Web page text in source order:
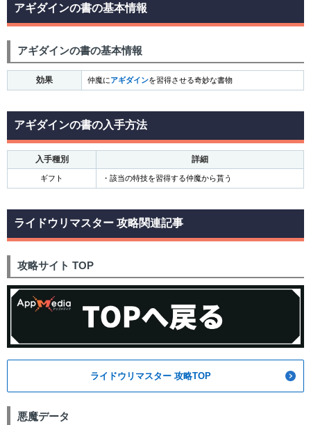
アギダインの書の基本情報
アギダインの書の基本情報
効果 仲魔にアギダインを習得させる奇妙な書物
アギダインの書の入手方法
入手種別 詳細
ギフト ・該当の特技を習得する仲魔から貰う
ライドウリマスター 攻略関連記事
攻略サイト TOP
ライドウリマスター 攻略TOP
悪魔データ